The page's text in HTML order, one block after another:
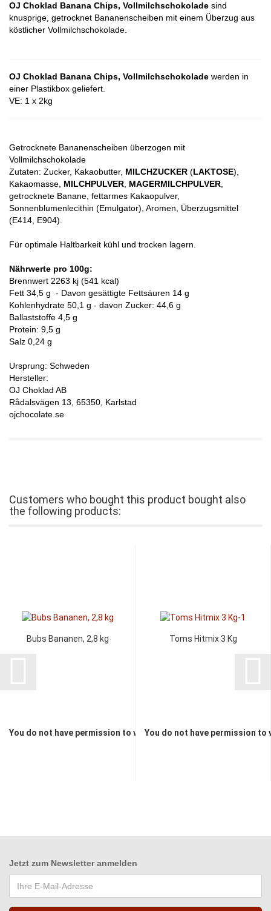
OJ Choklad Banana Chips, Vollmilchschokolade sind
knusprige, getrocknet Bananenscheiben mit einem Überzug aus
köstlicher Vollmilchschokolade.
OJ Choklad Banana Chips, Vollmilchschokolade werden in
einer Plastikbox geliefert.
VE: 1 x 2kg
Getrocknete Bananenscheiben überzogen mit
Vollmilchschokolade
Zutaten: Zucker, Kakaobutter, MILCHZUCKER (LAKTOSE),
Kakaomasse, MILCHPULVER MAGERMILCHPULVER
getrocknete Banane, fettarmes Kakaopulver,
Sonnenblumenlecithin (Emulgator), Aromen, Überzugsmittel
(E414, E904).
Für optimale Haltbarkeit kühl und trocken lagern.
Nährwerte pro 100g:
Brennwert 2263 kj (541 kcal)
Fett 34,5 g - Davon gesättigte Fettsäuren 14 g
Kohlenhydrate 50,1 g - davon Zucker: 44,6 g
Ballaststoffe 4,5 g
Protein: 9,5 g
Salz 0,24 g
Ursprung: Schweden
Hersteller:
OJ Choklad AB
Rådalsvägen 13, 65350, Karlstad
ojchocolate.se
Customers who bought this product bought also
the following products:
Bubs Bananen, 2,8 kg
You do not have permission to view the prices
Toms Hitmix 3 Kg
You do not have permission to
Jetzt zum Newsletter anmelden